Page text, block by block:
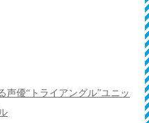
声優“トライアングル”ユニッ